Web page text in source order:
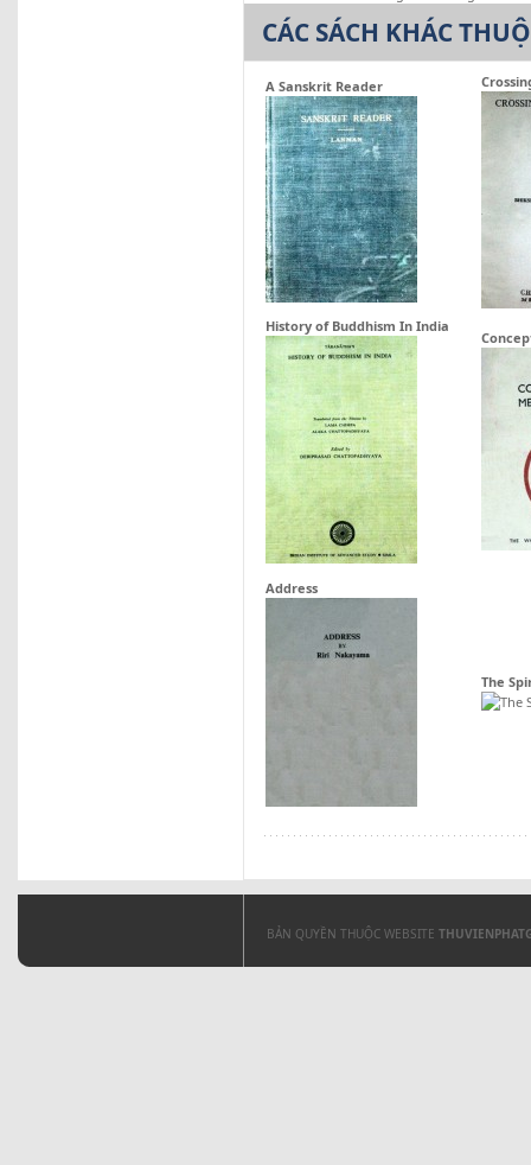
CÁC SÁCH KHÁC
A Sanskrit Reader
History of Buddhism In India
Address
The
BẢN QUYỀN THUỘC WEBSITE